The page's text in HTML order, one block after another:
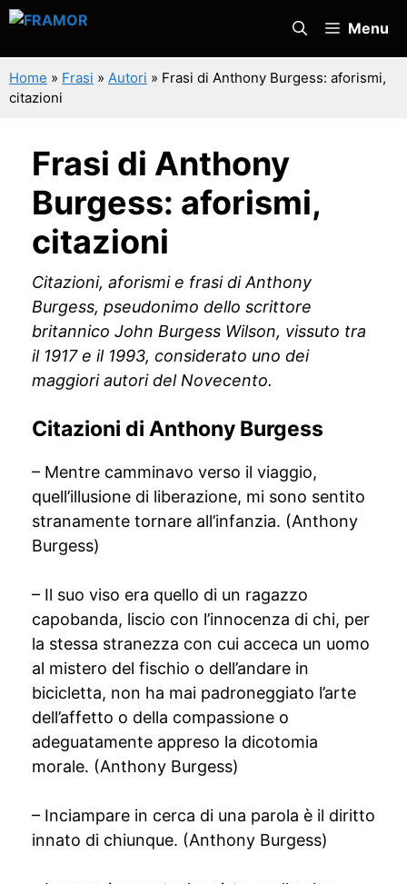
Vai
contenuto
Menu
Home » Frasi » Autori » Frasi di Anthony Burgess: aforismi,
citazioni
Frasi di Anthony
Burgess: aforismi,
citazioni
Citazioni, aforismi e frasi di Anthony
Burgess, pseudonimo dello scrittore
britannico John Burgess Wilson, vissuto tra
il 1917 e il 1993, considerato uno dei
maggiori autori del Novecento.
Citazioni di Anthony Burgess
– Mentre camminavo verso il viaggio,
quell’illusione di liberazione, mi sono sentito
stranamente tornare all’infanzia. (Anthony
Burgess)
– Il suo viso era quello di un ragazzo
capobanda, liscio con l’innocenza di chi, per
la stessa stranezza con cui acceca un uomo
al mistero del fischio o dell’andare in
bicicletta, non ha mai padroneggiato l’arte
dell’affetto o della compassione o
adeguatamente appreso la dicotomia
morale. (Anthony Burgess)
– Inciampare in cerca di una parola è il diritto
innato di chiunque. (Anthony Burgess)